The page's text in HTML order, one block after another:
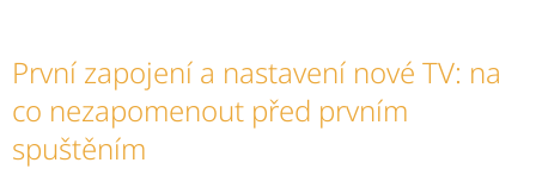
První zapojení a nastavení nové TV: na
co nezapomenout před prvním
spuštěním